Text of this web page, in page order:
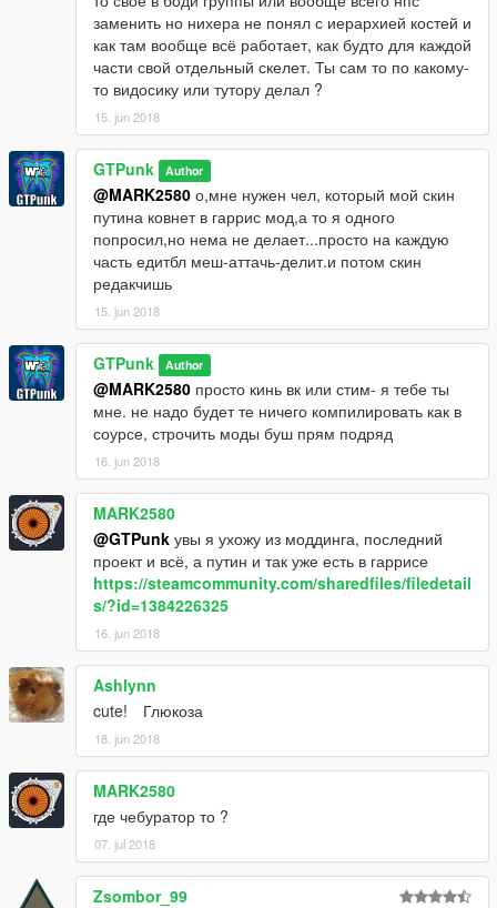
заменить но нихера не понял с иерархией костей и
как там вообще всё работает, как будто для каждой
части свой отдельный скелет. Ты сам то по какому-
то видосику или тутору делал ?
15. jun 2018
GTPunk Author
@MARK2580 о,мне нужен чел, который мой скин
путина ковнет в гаррис мод,а то я одного
попросил,но нема не делает...просто на каждую
часть едитбл меш-аттачь-делит.и потом скин
редакчишь
15. jun 2018
GTPunk Author
@MARK2580 просто кинь вк или стим- я тебе ты
мне. не надо будет те ничего компилировать как в
соурсе, строчить моды буш прям подряд
16. jun 2018
MARK2580
@GTPunk увы я ухожу из моддинга, последний
проект и всё, а путин и так уже есть в гаррисе
https://steamcommunity.com/sharedfiles/filedetail
s/?id=1384226325
16. jun 2018
Ashlynn
cute! Глюкоза
18. jun 2018
MARK2580
где чебуратор то ?
07. jul 2018
Zsombor_99